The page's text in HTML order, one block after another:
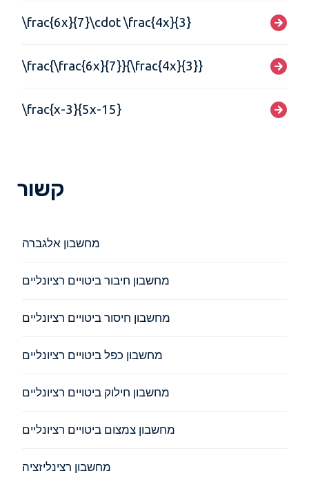
\frac{6x}{7}\cdot \frac{4x}{3}
\frac{\frac{6x}{7}}{\frac{4x}{3}}
\frac{x-3}{5x-15}
קשור
מחשבון אלגברה
מחשבון חיבור ביטויים רציונליים
מחשבון חיסור ביטויים רציונליים
מחשבון כפל ביטויים רציונליים
מחשבון חילוק ביטויים רציונליים
מחשבון צמצום ביטויים רציונליים
מחשבון רצינליזציה